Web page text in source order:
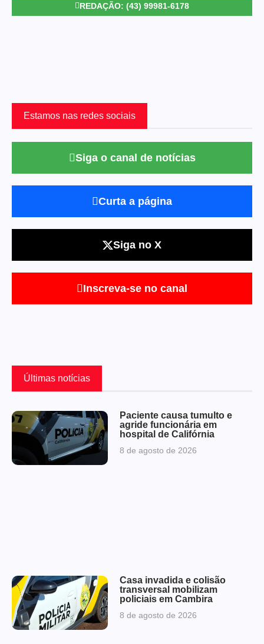
REDAÇÃO: (43) 99981-6178
Estamos nas redes sociais
Siga o canal de notícias
Curta a página
Siga no X
Inscreva-se no canal
Últimas notícias
Paciente causa tumulto e
agride funcionária em
hospital de Califórnia
8 de agosto de 2026
Casa invadida e colisão
transversal mobilizam
policiais em Cambira
8 de agosto de 2026